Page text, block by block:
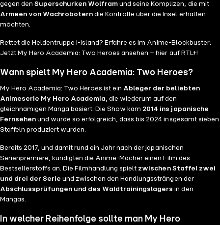
gegen denSuperschurken Wolfram und seine Komplizen, die mit
Armeen von Wachrobotern die Kontrolle über die Insel erhalten
möchten.
Rettet die Heldentruppe I-Island? Erfahre es im Anime-Blockbuster:
Jetzt My Hero Academia: Two Heroes ansehen – hier auf RTL+!
Wann spielt My Hero Academia: Two Heroes?
My Hero Academia: Two Heroes ist ein Ableger der beliebten
Animeserie My Hero Academia, die wiederum auf den
gleichnamigen Manga basiert. Die Show kam 2014 ins japanische
Fernsehen und wurde so erfolgreich, dass bis 2024 insgesamt sieben
Staffeln produziert wurden.
Bereits 2017, und damit rund ein Jahr nach der japanischen
Serienpremiere, kündigten die Anime-Macher einen Film des
Bestsellerstoffs an. Die Filmhandlung spielt zwischen Staffel zwei
und drei der Serie und zwischen den Handlungssträngen der
Abschlussprüfungen und des Waldtrainingslagers in den
Mangas.
In welcher Reihenfolge sollte man My Hero